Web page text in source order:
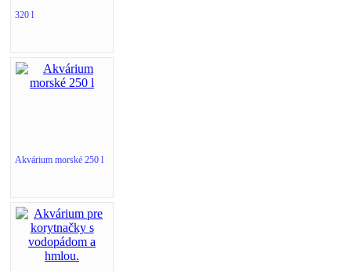
320 l
Akvárium morské 250 l